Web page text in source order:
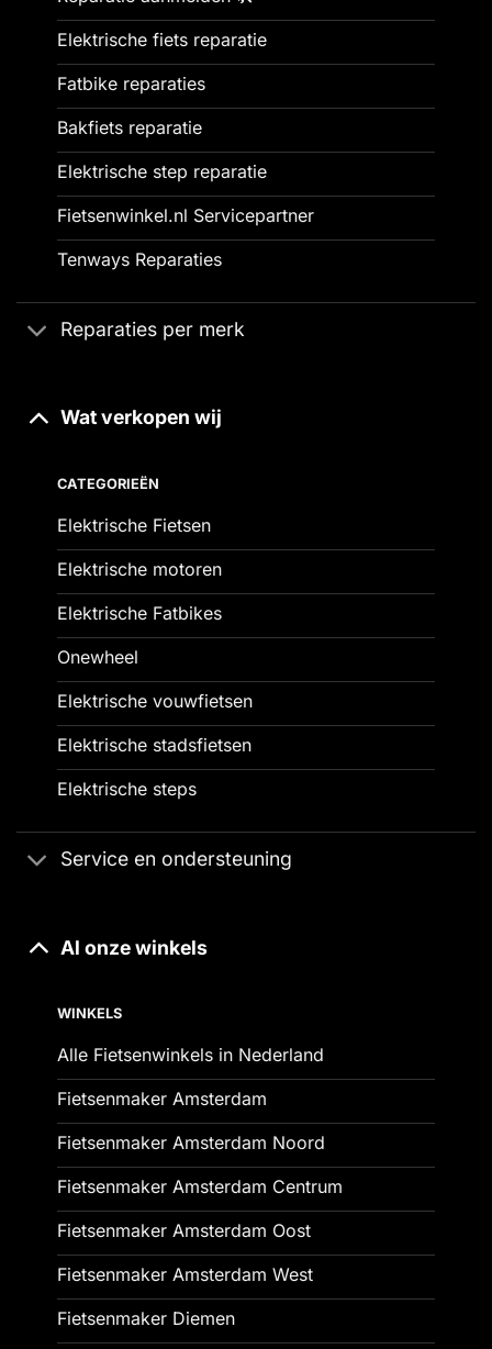
Elektrische fiets reparatie
Fatbike reparaties
Bakfiets reparatie
Elektrische step reparatie
Fietsenwinkel.nl Servicepartner
Tenways Reparaties
Reparaties per merk
Wat verkopen wij
CATEGORIEËN
Elektrische Fietsen
Elektrische motoren
Elektrische Fatbikes
Onewheel
Elektrische vouwfietsen
Elektrische stadsfietsen
Elektrische steps
Service en ondersteuning
Al onze winkels
WINKELS
Alle Fietsenwinkels in Nederland
Fietsenmaker Amsterdam
Fietsenmaker Amsterdam Noord
Fietsenmaker Amsterdam Centrum
Fietsenmaker Amsterdam Oost
Fietsenmaker Amsterdam West
Fietsenmaker Diemen